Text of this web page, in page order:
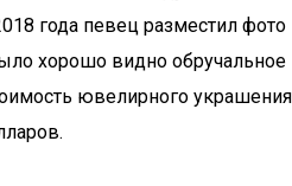
года певец разместил фото
хорошо видно обручальное
ювелирного украшения